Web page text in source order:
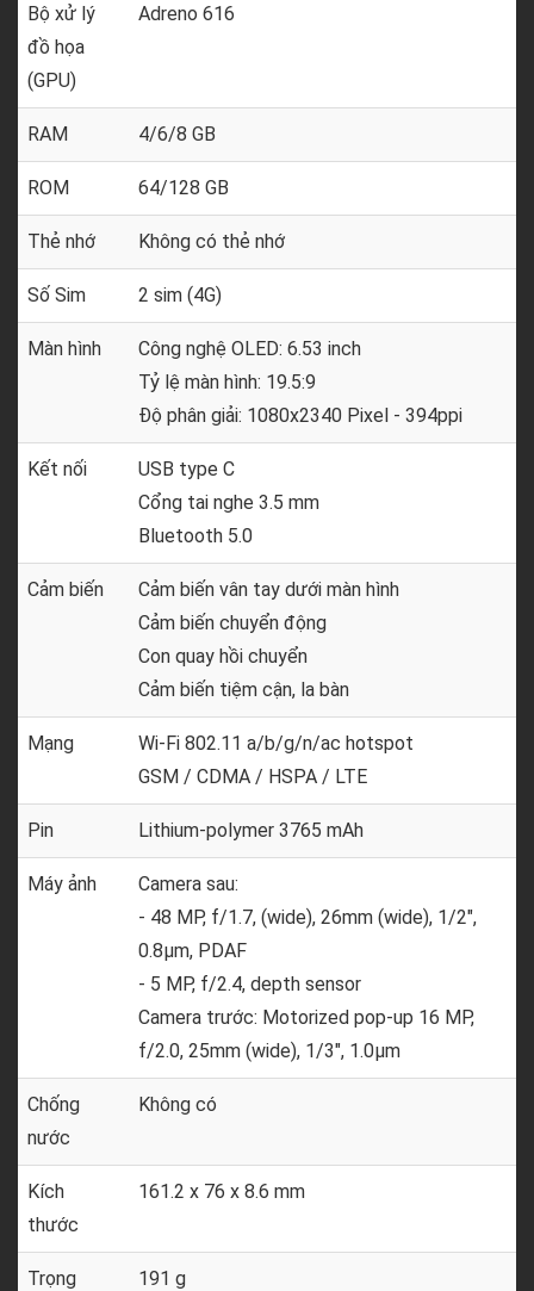
Bộ xử lý
đồ họa
(GPU)
Adreno 616
RAM 4/6/8 GB
ROM 64/128 GB
Thẻ nhớ Không có thẻ nhớ
Số Sim 2 sim (4G)
Màn hình
Công nghệ OLED: 6.53 inch
Tỷ lệ màn hình: 19.5:9
Độ phân giải: 1080x2340 Pixel - 394ppi
Kết nối
USB type C
Cổng tai nghe 3.5 mm
Bluetooth 5.0
Cảm biến
Cảm biến vân tay dưới màn hình
Cảm biến chuyển động
Con quay hồi chuyển
Cảm biến tiệm cận, la bàn
Mạng
Wi-Fi 802.11 a/b/g/n/ac hotspot
GSM / CDMA / HSPA / LTE
Pin Lithium-polymer 3765 mAh
Máy ảnh
Camera sau:
- 48 MP, f/1.7, (wide), 26mm (wide), 1/2",
0.8µm, PDAF
- 5 MP, f/2.4, depth sensor
Camera trước: Motorized pop-up 16 MP,
f/2.0, 25mm (wide), 1/3", 1.0µm
Chống
nước
Không có
Kích
thước
161.2 x 76 x 8.6 mm
Trọng
191 g